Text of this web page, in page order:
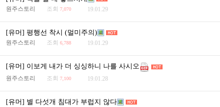
원주스토리 조회 7,070 19.01.29
[유머] 평행선 착시 (멀미주의)
원주스토리 조회 6,788 19.01.29
[유머] 이보게 내가 더 싱싱하니 나를 사시오
원주스토리 조회 7,100 19.01.28
[유머] 별 다섯개 침대가 부럽지 않다